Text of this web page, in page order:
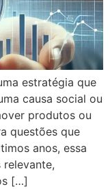
estratégia que
causa social ou
produtos ou
questões que
anos, essa
[…]